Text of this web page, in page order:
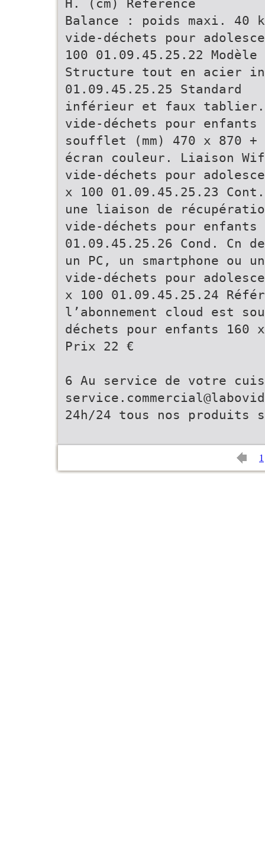
H. (cm) Référence
Balance : poids maxi.
vide-déchets pour
100 01.09.45.25.22 Modèle
Structure tout en acier
01.09.45.25.25 Standard
inférieur et faux
vide-déchets pour
soufflet (mm) 470 x 870 +
écran couleur. Liaison
vide-déchets pour
x 100 01.09.45.25.23
une liaison de
vide-déchets pour enfants
01.09.45.25.26 Cond. Cn
un PC, un smartphone
vide-déchets pour
x 100 01.09.45.25.24
l’abonnement cloud est
déchets pour enfants 160
Prix 22 €
6 Au service de votre
24h/24 tous nos produits
1